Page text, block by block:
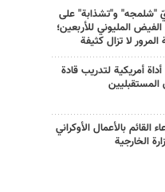
"شلمجه" و"تشذابة" على
المليوني للأربعين؛
لا تزال كثيفة
أمريكية لتدريب قادة
المستقبليين
القائم بالأعمال الأوكراني
الخارجية